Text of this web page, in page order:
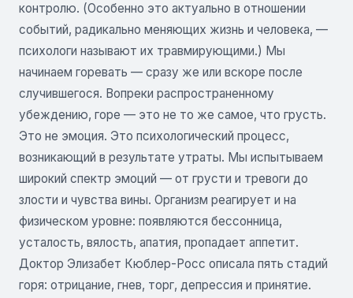
контролю. (Особенно это актуально в отношении
событий, радикально меняющих жизнь и человека, —
психологи называют их травмирующими.) Мы
начинаем горевать — сразу же или вскоре после
случившегося. Вопреки распространенному
убеждению, горе — это не то же самое, что грусть.
Это не эмоция. Это психологический процесс,
возникающий в результате утраты. Мы испытываем
широкий спектр эмоций — от грусти и тревоги до
злости и чувства вины. Организм реагирует и на
физическом уровне: появляются бессонница,
усталость, вялость, апатия, пропадает аппетит.
Доктор Элизабет Кюблер-Росс описала пять стадий
горя: отрицание, гнев, торг, депрессия и принятие.